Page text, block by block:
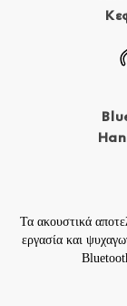
Τα ακουστικά
εργασία και